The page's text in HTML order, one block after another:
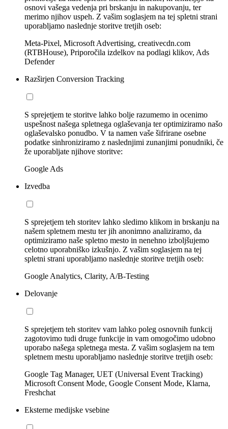
osnovi vašega vedenja pri brskanju in nakupovanju, ter
merimo njihov uspeh. Z vašim soglasjem na tej spletni strani
uporabljamo naslednje storitve tretjih oseb:
Meta-Pixel, Microsoft Advertising, creativecdn.com
(RTBHouse), Priporočila izdelkov na podlagi klikov, Ads
Defender
Razširjen Conversion Tracking
S sprejetjem te storitve lahko bolje razumemo in ocenimo
uspešnost našega spletnega oglaševanja ter optimiziramo našo
oglaševalsko ponudbo. V ta namen vaše šifrirane osebne
podatke sinhroniziramo z naslednjimi zunanjimi ponudniki, če
že uporabljate njihove storitve:
Google Ads
Izvedba
S sprejetjem teh storitev lahko sledimo klikom in brskanju na
našem spletnem mestu ter jih anonimno analiziramo, da
optimiziramo naše spletno mesto in nenehno izboljšujemo
celotno uporabniško izkušnjo. Z vašim soglasjem na tej
spletni strani uporabljamo naslednje storitve tretjih oseb:
Google Analytics, Clarity, A/B-Testing
Delovanje
S sprejetjem teh storitev vam lahko poleg osnovnih funkcij
zagotovimo tudi druge funkcije in vam omogočimo udobno
uporabo našega spletnega mesta. Z vašim soglasjem na tem
spletnem mestu uporabljamo naslednje storitve tretjih oseb:
Google Tag Manager, UET (Universal Event Tracking)
Microsoft Consent Mode, Google Consent Mode, Klarna,
Freshchat
Eksterne medijske vsebine